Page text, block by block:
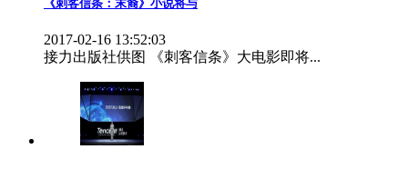
《刺客信条：末裔》小说将与
2017-02-16 13:52:03
接力出版社供图 《刺客信条》大电影即将...